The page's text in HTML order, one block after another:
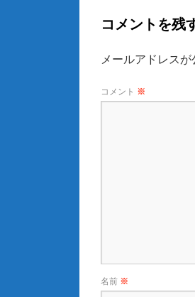
コメントを残
メールアドレスが
コメント ※
名前 ※